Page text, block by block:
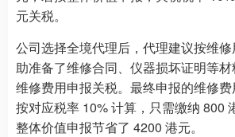
元关税。
公司选择全境代理后，代理建议按维
助准备了维修合同、仪器损坏证明等
维修费用申报关税。最终申报的维修费
按对应税率 10% 计算，只需缴纳 800
整体价值申报节省了 4200 港元。